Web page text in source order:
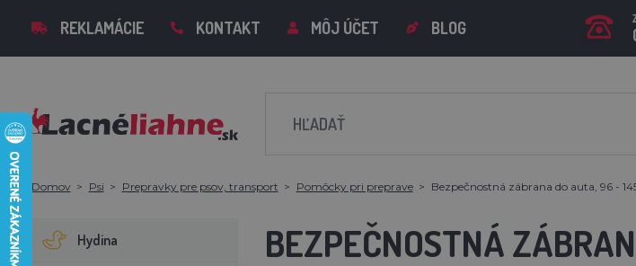
REKLAMÁCIE KONTAKT MÔJ ÚČET BLOG
Domov Psi Prepravky pre psov, transport Pomôcky pri preprave Bezpečnostná zábrana do auta, 96 -
Hydina BEZPEČNOSTNÁ